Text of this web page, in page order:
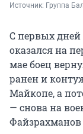
Источник: Группа
С первых
оказался на
мае боец
ранен и
Майкопе, а
— снова на
Файзрахманов